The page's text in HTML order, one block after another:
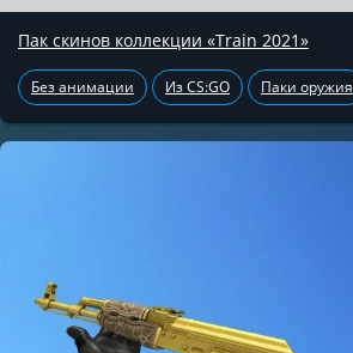
Пак скинов коллекции «Train 2021»
Без анимации Из CS:GO Паки оружия